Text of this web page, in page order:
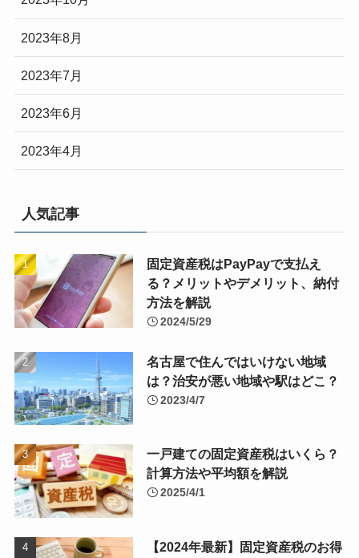
2023年8月
2023年7月
2023年6月
2023年4月
人気記事
固定資産税はPayPayで支払え
る？メリットやデメリット、納付
方法を解説
2024/5/29
名古屋で住んではいけない地域
は？治安が悪い地域や駅はどこ？
2023/4/7
一戸建ての固定資産税はいくら？
計算方法や平均額を解説
2025/4/1
【2024年最新】固定資産税のお得